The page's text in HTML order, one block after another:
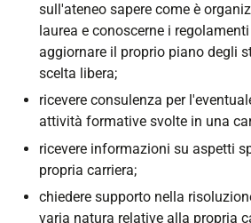
sull'ateneo sapere come è
laurea e conoscerne i
aggiornare il proprio piano degli
scelta libera;
ricevere consulenza per
attività formative svolte in una
ricevere informazioni su aspetti
propria carriera;
chiedere supporto nella
varia natura relative alla propria